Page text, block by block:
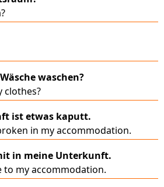
waschen?
clothes?
ist etwas kaputt.
in my accommodation.
in meine Unterkunft.
to my accommodation.